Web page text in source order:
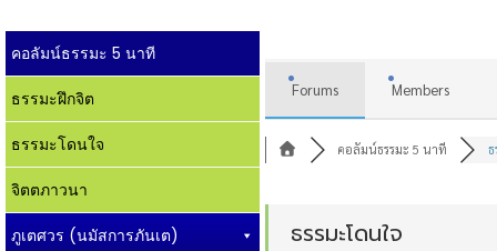
คอลัมน์ธรรมะ 5 นาที
ธรรมะฝึกจิต
ธรรมะโดนใจ
จิตตภาวนา
ภูเตศวร (นมัสการภันเต)
Forums Members
คอลัมน์ธรรมะ 5 นาที ธ
ธรรมะโดนใจ